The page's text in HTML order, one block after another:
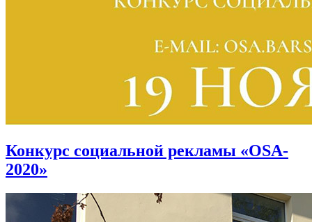
Конкурс социальной рекламы «OSA-
2020»